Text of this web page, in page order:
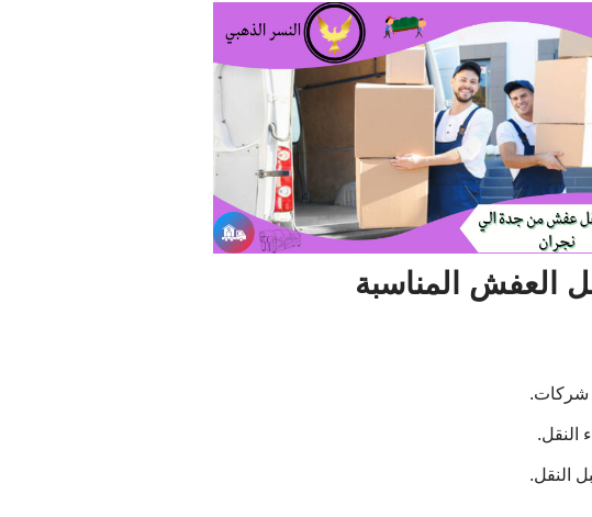
العفش المناسبة
شركات.
النقل.
النقل.